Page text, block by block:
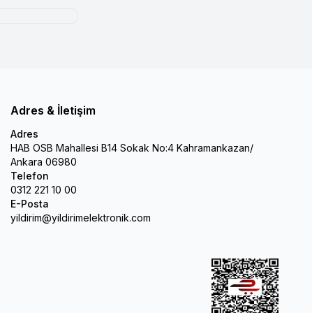
Adres & İletişim
Adres
HAB OSB Mahallesi B14 Sokak No:4 Kahramankazan/
Ankara 06980
Telefon
0312 221 10 00
E-Posta
yildirim@yildirimelektronik.com